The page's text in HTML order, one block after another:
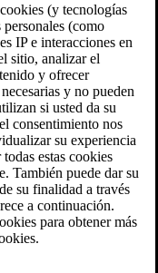
(y tecnologías
(como
IP e interacciones en
sitio, analizar el
y ofrecer
y no pueden
si usted da su
consentimiento nos
su experiencia
estas cookies
También puede dar su
su finalidad a través
a continuación.
para obtener más